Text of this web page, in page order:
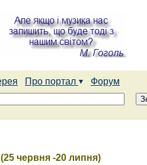
Про портал
Форум
червня -20 липня)